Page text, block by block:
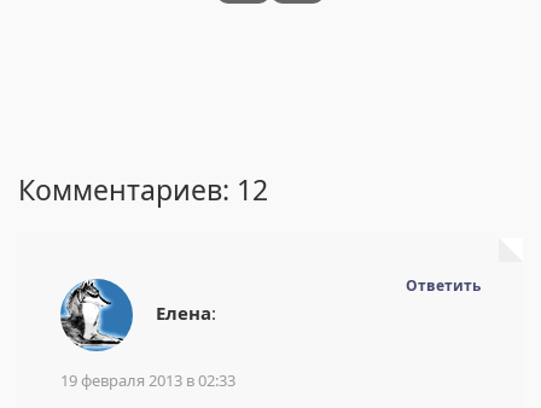
Комментариев: 12
Елена:
19 февраля 2013 в 02:33
Ответить